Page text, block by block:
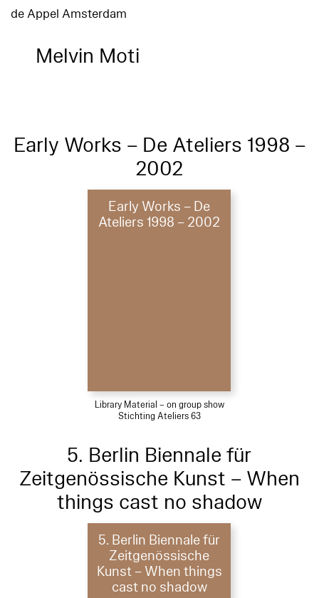
de Appel Amsterdam
Melvin Moti
Early Works – De Ateliers 1998 –
2002
Early Works – De
Ateliers 1998 – 2002
Library Material – on group show
Stichting Ateliers 63
5. Berlin Biennale für
Zeitgenössische Kunst – When
things cast no shadow
5. Berlin Biennale für
Zeitgenössische
Kunst – When things
cast no shadow